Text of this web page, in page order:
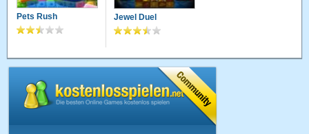
Pets Rush Jewel Duel